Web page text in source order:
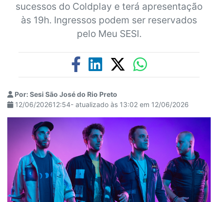
sucessos do Coldplay e terá apresentação
às 19h. Ingressos podem ser reservados
pelo Meu SESI.
Por: Sesi São José do Rio Preto
12/06/202612:54- atualizado às 13:02 em 12/06/2026